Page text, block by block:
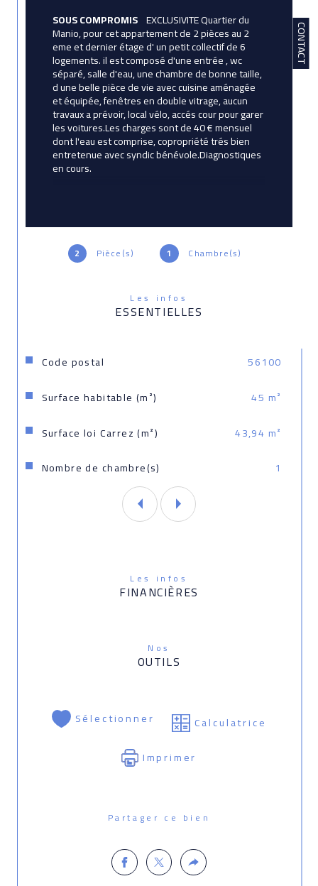
CONTACT
2 Pièce(s) 1 Chambre(s)
Les infos
ESSENTIELLES
Caractéristiques Valeurs
Code postal
56100
Surface habitable (m²)
45 m²
Surface loi Carrez (m²)
43,94 m²
Nombre de chambre(s)
1
SOUS COMPROMIS
   EXCLUSIVITE Quartier du
Manio, pour cet appartement de 2 pièces au 2
eme et dernier étage d' un petit collectif de 6
logements. il est composé d'une entrée , wc
séparé, salle d'eau, une chambre de bonne taille,
d une belle pièce de vie avec cuisine aménagée
et équipée, fenêtres en double vitrage, aucun
travaux a prévoir, local vélo, accés cour pour garer
les voitures.Les charges sont de 40 € mensuel
dont l'eau est comprise, copropriété trés bien
entretenue avec syndic bénévole.Diagnostiques
en cours.
d'agence 120000 EUR Honoraires: 4,5 %TTC de la
valeur du bien hors honoraires, Honoraires
charge acquéreur. Contactez votre conseiller
sous le numéro 524 192 887
Les infos
FINANCIÈRES
Nos
OUTILS
Sélectionner
Calculatrice
Imprimer
Partager ce bien